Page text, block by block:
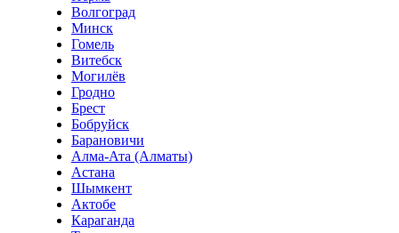
Волгоград
Минск
Гомель
Витебск
Могилёв
Гродно
Брест
Бобруйск
Барановичи
Алма-Ата (Алматы)
Астана
Шымкент
Актобе
Караганда